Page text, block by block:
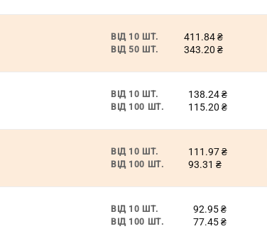
ВІД 10 ШТ. 411.84₴
ВІД 50 ШТ. 343.20 ₴
ВІД 10 ШТ. 138.24₴
ВІД 100 ШТ. 115.20 ₴
ВІД 10 ШТ. 111.97₴
ВІД 100 ШТ. 93.31 ₴
ВІД 10 ШТ. 92.95₴
ВІД 100 ШТ. 77.45₴